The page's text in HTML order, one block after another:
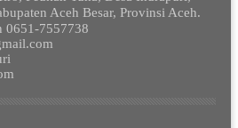
Aceh Besar, Provinsi Aceh.
0651-7557738